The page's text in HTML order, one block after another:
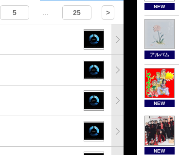
5 ... 25 >
NEW
アルバム
NEW
NEW